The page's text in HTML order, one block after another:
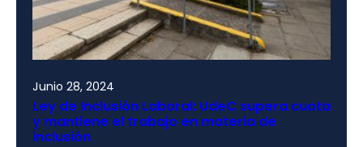
Junio 28, 2024
Ley de Inclusión Laboral: UdeC supera cuota
y mantiene el trabajo en materia de
inclusión